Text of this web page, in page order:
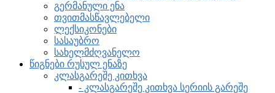
გერმანული ენა
თვითმასწავლებელი
ლექსიკონები
სასაუბრო
სახელმძღვანელო
წიგნები რუსულ ენაზე
კლასგარეშე კითხვა
- კლასგარეშე კითხვა სერიის გარეშე